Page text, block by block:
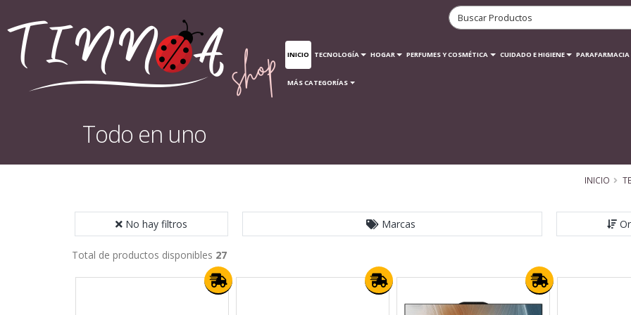
INICIO TECNOLOGÍA HOGAR PERFUMES Y COSMÉTICA CUIDADO E HIGIENE PARAFARMACIA
MÁS CATEGORÍAS
Todo en uno
INICIO
No hay filtros Marcas
Total de productos disponibles 27